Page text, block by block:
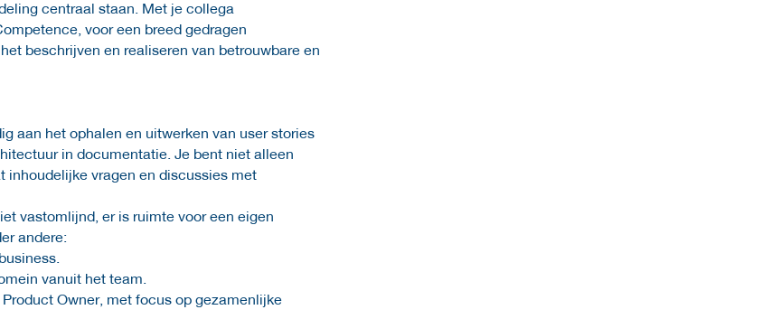
centraal staan. Met je collega
voor een breed gedragen
beschrijven en realiseren van betrouwbare en
aan het ophalen en uitwerken van user stories
in documentatie. Je bent niet alleen
inhoudelijke vragen en discussies met
vastomlijnd, er is ruimte voor een eigen
andere:
vanuit het team.
Owner, met focus op gezamenlijke